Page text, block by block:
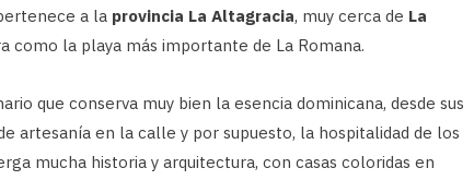
a la provincia La Altagracia, muy cerca de La
como la playa más importante de La Romana.
que conserva muy bien la esencia dominicana, desde sus
artesanía en la calle y por supuesto, la hospitalidad de los
mucha historia y arquitectura, con casas coloridas en